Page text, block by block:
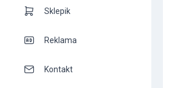
Sklepik
Reklama
Kontakt